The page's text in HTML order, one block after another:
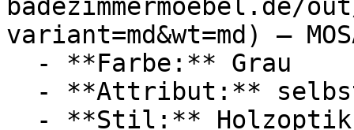
badezimmermoebel.de/
variant=md&wt=md) —